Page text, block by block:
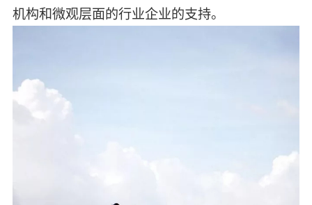
机构和微观层面的行业企业的支持。